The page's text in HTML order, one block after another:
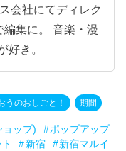
会社にてディレク
編集に。 音楽・漫
好き。
うのおしごと！ 期間
ョップ)
ポップアップ
新宿
新宿マルイ